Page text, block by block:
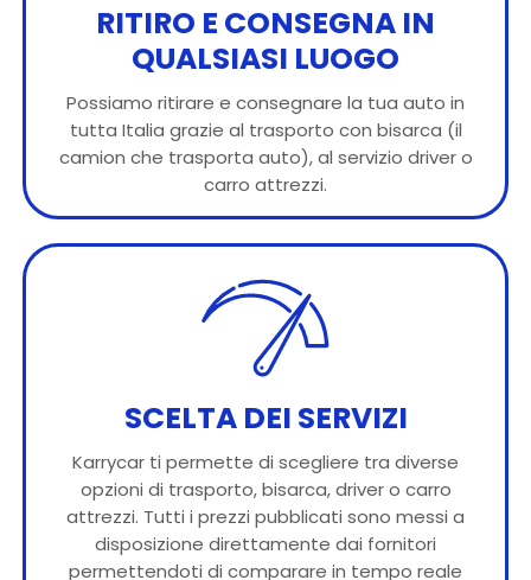
RITIRO E CONSEGNA IN
QUALSIASI LUOGO
Possiamo ritirare e consegnare la tua auto in
tutta Italia grazie al trasporto con bisarca (il
camion che trasporta auto), al servizio driver o
carro attrezzi.
SCELTA DEI SERVIZI
Karrycar ti permette di scegliere tra diverse
opzioni di trasporto, bisarca, driver o carro
attrezzi. Tutti i prezzi pubblicati sono messi a
disposizione direttamente dai fornitori
permettendoti di comparare in tempo reale